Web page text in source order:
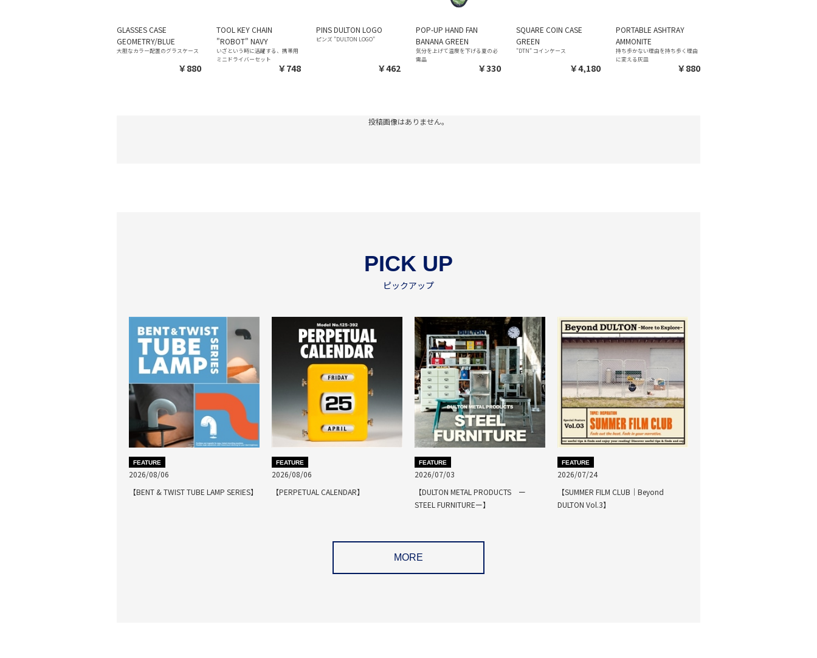
GLASSES CASE
GEOMETRY/BLUE
大胆なカラー配置のグラスケース
￥880
TOOL KEY CHAIN
"ROBOT" NAVY
いざという時に活躍する、携帯用
ミニドライバーセット
￥748
PINS DULTON LOGO
ピンズ "DULTON LOGO"
￥462
POP-UP HAND FAN
BANANA GREEN
気分を上げて温度を下げる夏の必
需品
￥330
SQUARE COIN CASE
GREEN
"DTN" コインケース
￥4,180
PORTABLE ASHTRAY
AMMONITE
持ち歩かない理由を持ち歩く理由
に変える灰皿
￥880
投稿画像はありません。
PICK UP
ピックアップ
FEATURE
2026/08/06
【BENT & TWIST TUBE LAMP SERIES】
FEATURE
2026/08/06
【PERPETUAL CALENDAR】
FEATURE
2026/07/03
【DULTON METAL PRODUCTS ー
STEEL FURNITUREー】
FEATURE
2026/07/24
【SUMMER FILM CLUB｜Beyond
DULTON Vol.3】
MORE